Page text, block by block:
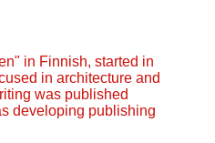
in Finnish, started in
in architecture and
was published
developing publishing